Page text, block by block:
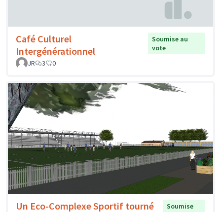
Café Culturel
Intergénérationnel
Soumise au
vote
JR
3 0
Un Eco-Complexe Sportif tourné
Soumise